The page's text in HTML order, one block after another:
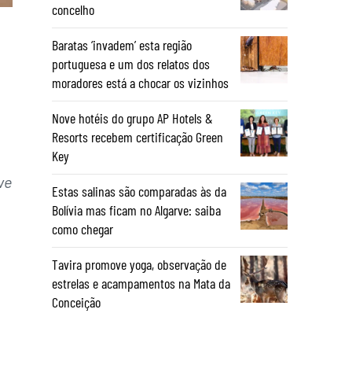
concelho
Baratas ‘invadem’ esta região
portuguesa e um dos relatos dos
moradores está a chocar os vizinhos
Nove hotéis do grupo AP Hotels &
Resorts recebem certificação Green
Key
Estas salinas são comparadas às da
Bolívia mas ficam no Algarve: saiba
como chegar
Tavira promove yoga, observação de
estrelas e acampamentos na Mata da
Conceição